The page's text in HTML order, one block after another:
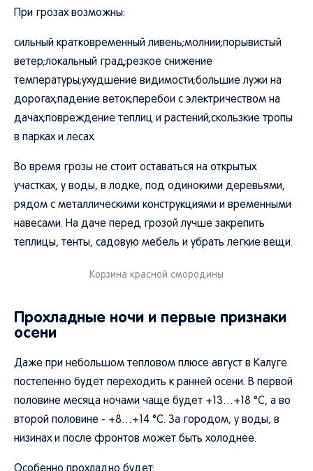
При грозах возможны:
сильный кратковременный ливень;молнии;порывистый
ветер;локальный град;резкое снижение
температуры;ухудшение видимости;большие лужи на
дорогах;падение веток;перебои с электричеством на
дачах;повреждение теплиц и растений;скользкие тропы
в парках и лесах.
Во время грозы не стоит оставаться на открытых
участках, у воды, в лодке, под одинокими деревьями,
рядом с металлическими конструкциями и временными
навесами. На даче перед грозой лучше закрепить
теплицы, тенты, садовую мебель и убрать легкие вещи.
Корзина красной смородины
Прохладные ночи и первые признаки
осени
Даже при небольшом тепловом плюсе август в Калуге
постепенно будет переходить к ранней осени. В первой
половине месяца ночами чаще будет +13…+18 °C, а во
второй половине - +8…+14 °C. За городом, у воды, в
низинах и после фронтов может быть холоднее.
Особенно прохладно будет: